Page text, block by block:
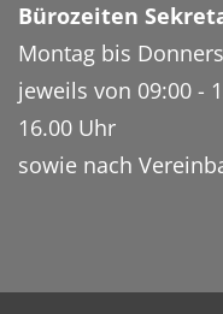
Bürozeiten
Montag bis
jeweils von 09:00 -
16.00 Uhr
sowie nach